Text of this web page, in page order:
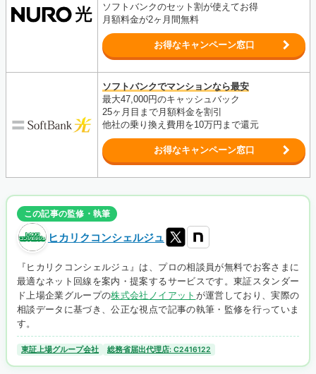
ソフトバンクのセット割が使えてお得
月額料金が2ヶ月間無料
お得なキャンペーン窓口
ソフトバンクでマンションなら最安
最大47,000円のキャッシュバック
25ヶ月目まで月額料金を割引
他社の乗り換え費用を10万円まで還元
お得なキャンペーン窓口
この記事の監修・執筆
ヒカリクコンシェルジュ
『ヒカリクコンシェルジュ』は、プロの相談員が無料でお客さまに
最適なネット回線を案内・提案するサービスです。東証スタンダー
ド上場企業グループの株式会社ノイアット が運営しており、実際の
相談データに基づき、公正な視点で記事の執筆・監修を行っていま
す。
東証上場グループ会社 総務省届出代理店: C2416122